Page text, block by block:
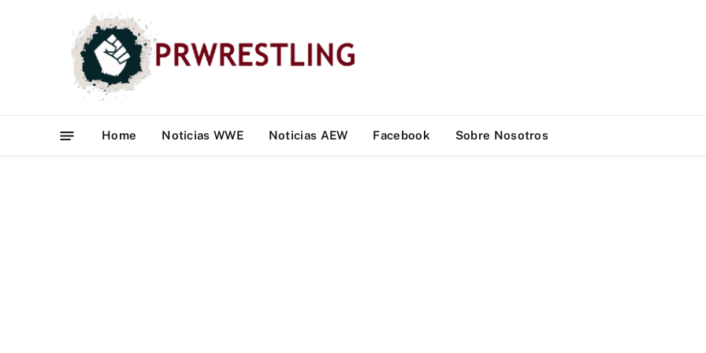
Home Noticias WWE Noticias AEW Facebook Sobre Nosotros